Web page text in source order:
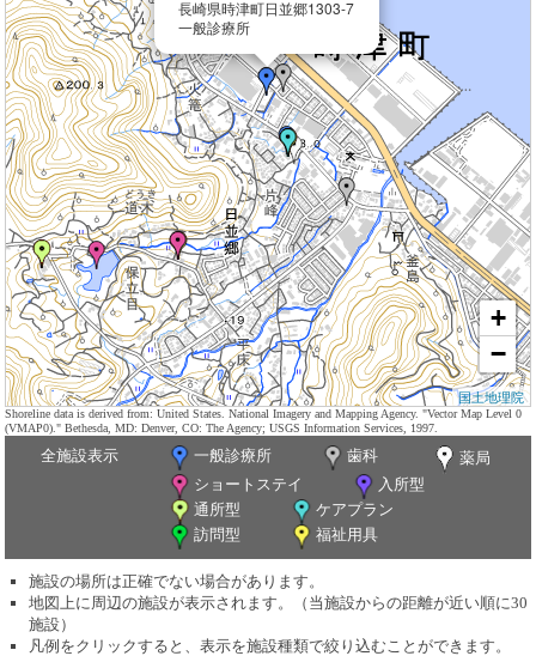
長崎県時津町日並郷1303-7
一般診療所
+
−
国土地理院
Shoreline data is derived from: United States. National Imagery and Mapping Agency. "Vector Map Level 0
(VMAP0)." Bethesda, MD: Denver, CO: The Agency; USGS Information Services, 1997.
全施設表示 一般診療所 歯科
薬局
ショートステイ
入所型
通所型
ケアプラン
訪問型
福祉用具
施設の場所は正確でない場合があります。
地図上に周辺の施設が表示されます。（当施設からの距離が近い順に30
施設）
凡例をクリックすると、表示を施設種類で絞り込むことができます。